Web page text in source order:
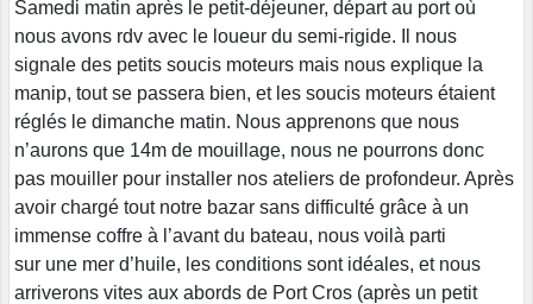
Samedi matin après le petit-déjeuner, départ au port où
nous avons rdv avec le loueur du semi-rigide. Il nous
signale des petits soucis moteurs mais nous explique la
manip, tout se passera bien, et les soucis moteurs étaient
réglés le dimanche matin. Nous apprenons que nous
n’aurons que 14m de mouillage, nous ne pourrons donc
pas mouiller pour installer nos ateliers de profondeur. Après
avoir chargé tout notre bazar sans difficulté grâce à un
immense coffre à l’avant du bateau, nous voilà parti
sur une mer d’huile, les conditions sont idéales, et nous
arriverons vites aux abords de Port Cros (après un petit